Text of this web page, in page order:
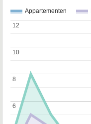
Appartementen
6
6
8
8
10
10
12
12